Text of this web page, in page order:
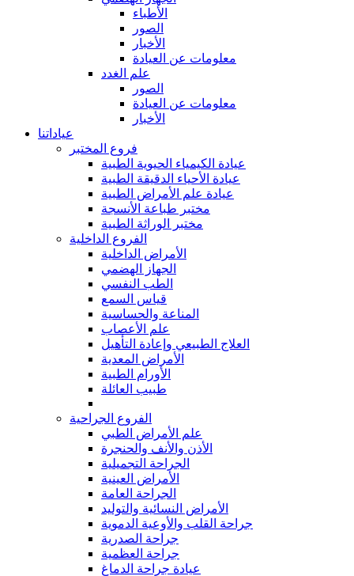
الأطباء
الصور
الأخبار
معلومات عن العيادة
علم الغدد
الصور
معلومات عن العيادة
الأخبار
عياداتنا
فروع المختبر
عيادة الكيمياء الحيوية الطبية
عيادة الأحياء الدقيقة الطبية
عيادة علم الأمراض الطبية
مختبر طباعة الأنسجة
مختبر الوراثة الطبية
الفروع الداخلية
الأمراض الداخلية
الجهاز الهضمي
الطب النفسي
قياس السمع
المناعة والحساسية
علم الأعصاب
العلاج الطبيعي وإعادة التأهيل
الأمراض المعدية
الأورام الطبية
طبيب العائلة
الفروع الجراحية
علم الأمراض الطبي
الأذن والأنف والحنجرة
الجراحة التجميلية
الأمراض العينية
الجراحة العامة
الأمراض النسائية والتوليد
جراحة القلب والأوعية الدموية
جراحة الصدرية
جراحة العظمية
عيادة جراحة الدماغ